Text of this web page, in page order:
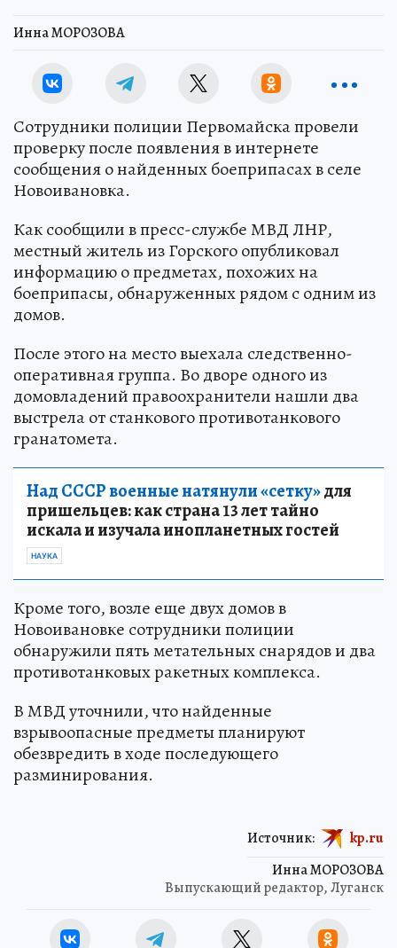
Инна МОРОЗОВА
Сотрудники полиции Первомайска провели
проверку после появления в интернете
сообщения о найденных боеприпасах в селе
Новоивановка.
Как сообщили в пресс-службе МВД ЛНР,
местный житель из Горского опубликовал
информацию о предметах, похожих на
боеприпасы, обнаруженных рядом с одним из
домов.
После этого на место выехала следственно-
оперативная группа. Во дворе одного из
домовладений правоохранители нашли два
выстрела от станкового противотанкового
гранатомета.
Над СССР военные натянули «сетку»для
пришельцев: как страна 13 лет тайно
искала и изучала инопланетных гостей
НАУКА
Кроме того, возле еще двух домов в
Новоивановке сотрудники полиции
обнаружили пять метательных снарядов и два
противотанковых ракетных комплекса.
В МВД уточнили, что найденные
взрывоопасные предметы планируют
обезвредить в ходе последующего
разминирования.
Инна МОРОЗОВА
Выпускающий редактор, Луганск
Источник: kp.ru